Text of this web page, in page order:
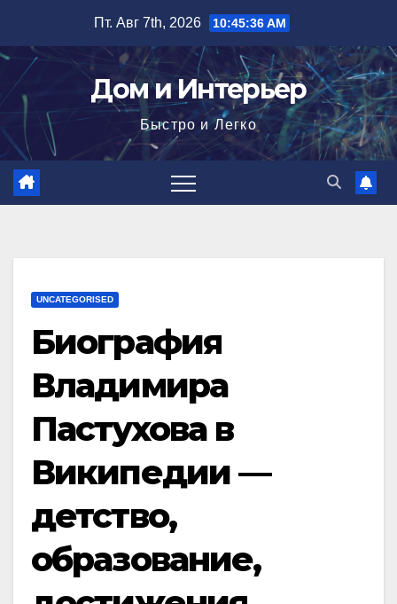
содержимому
Пт. Авг 7th, 2026 10:45:37 AM
Дом и Интерьер
Быстро и Легко
UNCATEGORISED
Биография
Владимира
Пастухова в
Википедии —
детство,
образование,